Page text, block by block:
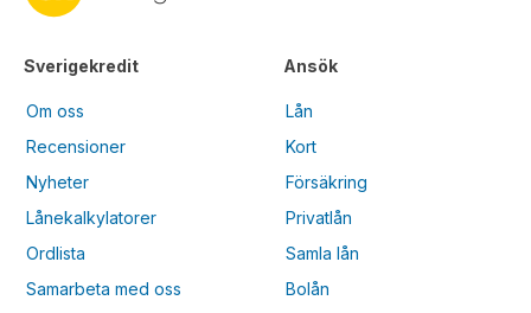
Sverigekredit
Om oss
Recensioner
Nyheter
Lånekalkylatorer
Ordlista
Samarbeta med oss
Ansök
Lån
Kort
Försäkring
Privatlån
Samla lån
Bolån